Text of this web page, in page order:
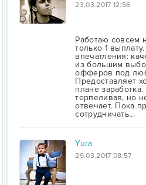
23.03.2017 12:56
Работаю совсем
только 1
впечатления:
из большим
офферов под
Предоставляет
плане
терпеливая, но
отвечает. Пока
сотрудничать...
Yura
29.03.2017 08:57